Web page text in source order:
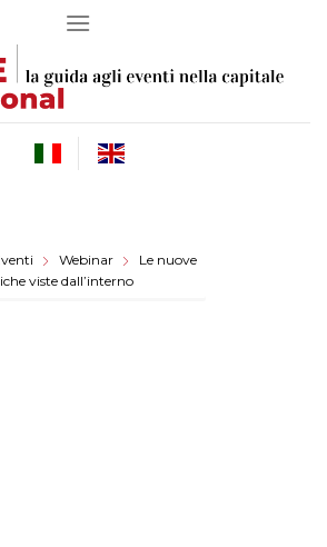
Webinar
Le nuove
viste dall’interno